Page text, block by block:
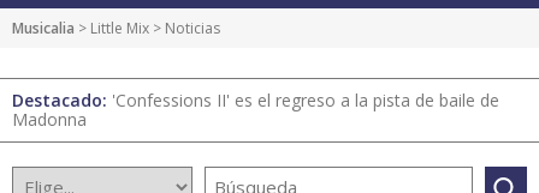
Musicalia > Little Mix > Noticias
Destacado: 'Confessions II' es el regreso a la pista de baile de
Madonna